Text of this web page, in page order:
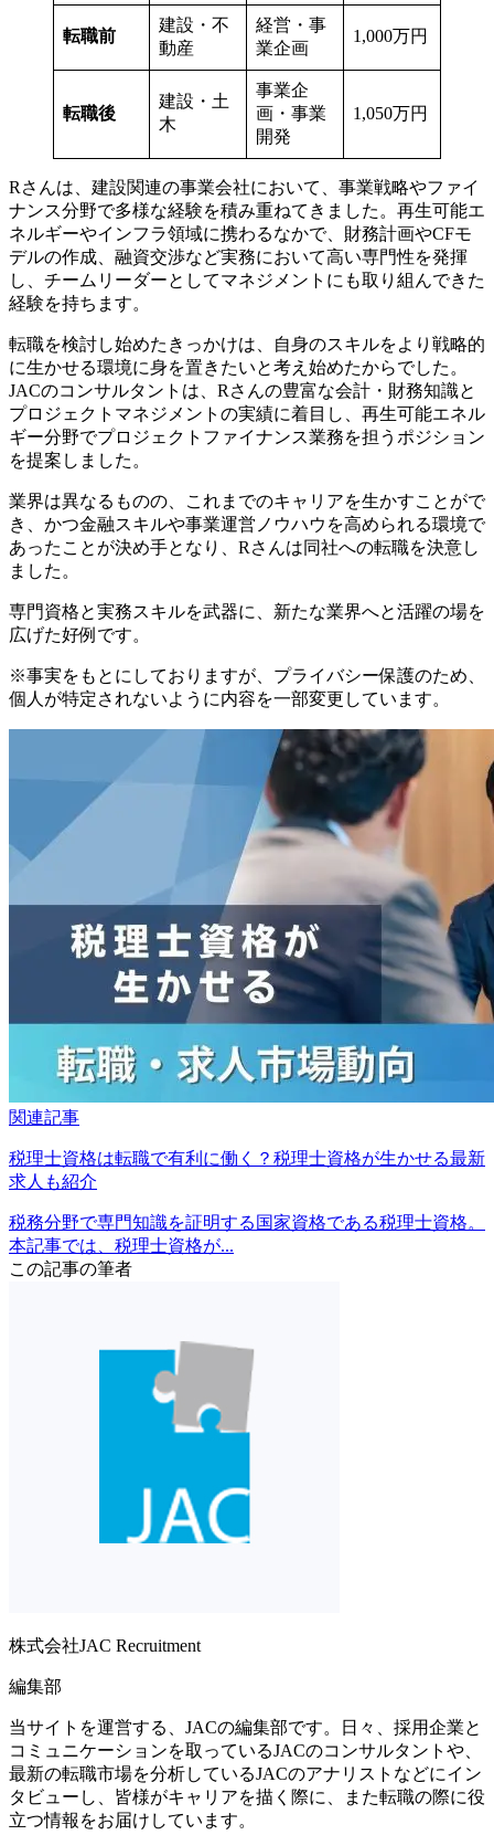
転職前
建設・不
動産
経営・事
業企画
1,000万円
転職後
建設・土
木
事業企
画・事業
開発
1,050万円
Rさんは、建設関連の事業会社において、事業戦略やファイ
ナンス分野で多様な経験を積み重ねてきました。再生可能エ
ネルギーやインフラ領域に携わるなかで、財務計画やCFモ
デルの作成、融資交渉など実務において高い専門性を発揮
し、チームリーダーとしてマネジメントにも取り組んできた
経験を持ちます。
転職を検討し始めたきっかけは、自身のスキルをより戦略的
に生かせる環境に身を置きたいと考え始めたからでした。
JACのコンサルタントは、Rさんの豊富な会計・財務知識と
プロジェクトマネジメントの実績に着目し、再生可能エネル
ギー分野でプロジェクトファイナンス業務を担うポジション
を提案しました。
業界は異なるものの、これまでのキャリアを生かすことがで
き、かつ金融スキルや事業運営ノウハウを高められる環境で
あったことが決め手となり、Rさんは同社への転職を決意し
ました。
専門資格と実務スキルを武器に、新たな業界へと活躍の場を
広げた好例です。
※事実をもとにしておりますが、プライバシー保護のため、
個人が特定されないように内容を一部変更しています。
関連記事
税理士資格は転職で有利に働く？税理士資格が生かせる最新
求人も紹介
税務分野で専門知識を証明する国家資格である税理士資格。
本記事では、税理士資格が...
この記事の筆者
株式会社JAC Recruitment
編集部
当サイトを運営する、JACの編集部です。日々、採用企業と
コミュニケーションを取っているJACのコンサルタントや、
最新の転職市場を分析しているJACのアナリストなどにイン
タビューし、皆様がキャリアを描く際に、また転職の際に役
立つ情報をお届けしています。